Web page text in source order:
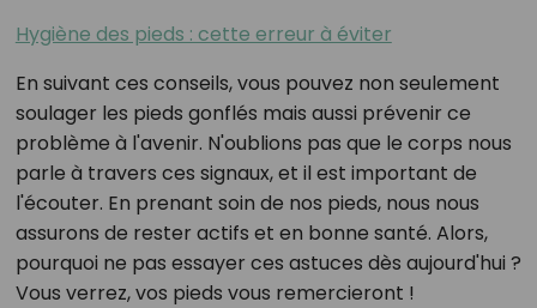
Hygiène des pieds : cette erreur à éviter
En suivant ces conseils, vous pouvez non seulement
soulager les pieds gonflés mais aussi prévenir ce
problème à l'avenir. N'oublions pas que le corps nous
parle à travers ces signaux, et il est important de
l'écouter. En prenant soin de nos pieds, nous nous
assurons de rester actifs et en bonne santé. Alors,
pourquoi ne pas essayer ces astuces dès aujourd'hui ?
Vous verrez, vos pieds vous remercieront !